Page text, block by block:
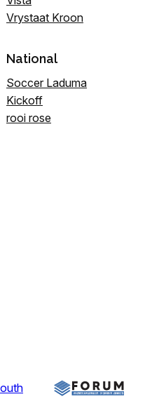
Vrystaat Kroon
National
Soccer Laduma
Kickoff
rooi rose